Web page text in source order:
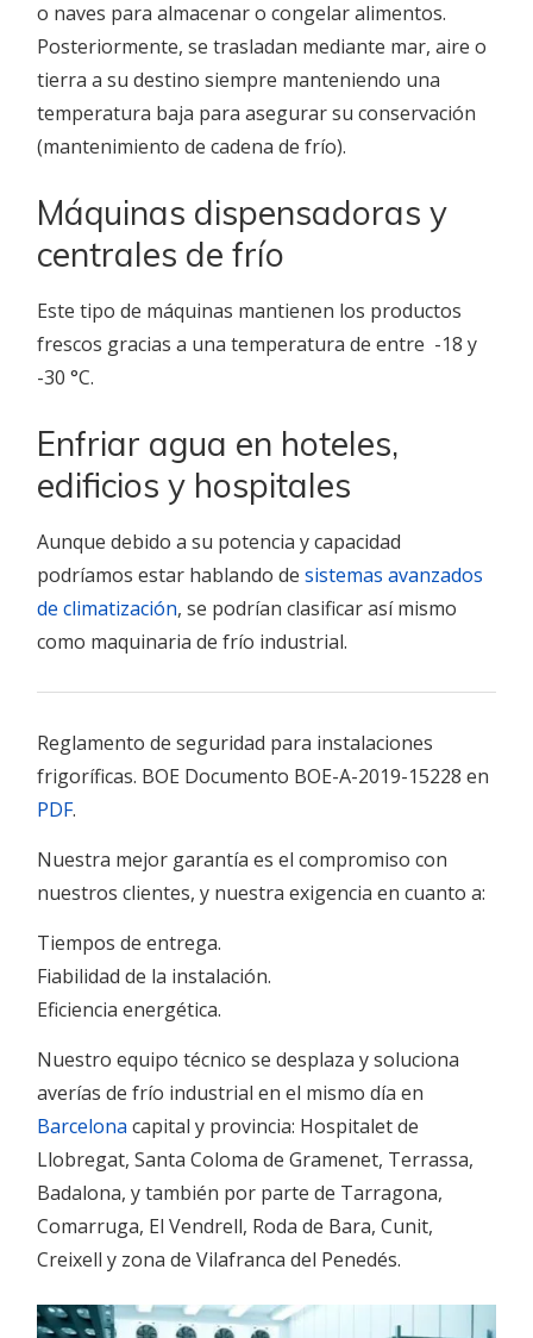
o naves para almacenar o congelar alimentos.
Posteriormente, se trasladan mediante mar, aire o
tierra a su destino siempre manteniendo una
temperatura baja para asegurar su conservación
(mantenimiento de cadena de frío).
Máquinas dispensadoras y
centrales de frío
Este tipo de máquinas mantienen los productos
frescos gracias a una temperatura de entre -18 y
-30 °C.
Enfriar agua en hoteles,
edificios y hospitales
Aunque debido a su potencia y capacidad
podríamos estar hablando de sistemas avanzados
de climatización, se podrían clasificar así mismo
como maquinaria de frío industrial.
Reglamento de seguridad para instalaciones
frigoríficas. BOE Documento BOE-A-2019-15228 en
PDF.
Nuestra mejor garantía es el compromiso con
nuestros clientes, y nuestra exigencia en cuanto a:
Tiempos de entrega.
Fiabilidad de la instalación.
Eficiencia energética.
Nuestro equipo técnico se desplaza y soluciona
averías de frío industrial en el mismo día en
Barcelona capital y provincia: Hospitalet de
Llobregat, Santa Coloma de Gramenet, Terrassa,
Badalona, y también por parte de Tarragona,
Comarruga, El Vendrell, Roda de Bara, Cunit,
Creixell y zona de Vilafranca del Penedés.